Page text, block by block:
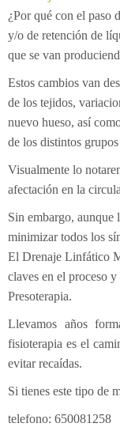
¿Por qué con el paso
y/o de retención de
que se van
Estos cambios van
de los tejidos,
nuevo hueso, así
de los distintos
Visualmente lo
afectación en la
Sin embargo, aunque
minimizar todos los
El Drenaje Linfático
claves en el proceso
Presoterapia.
Llevamos años
fisioterapia es el
evitar recaídas.
Si tienes este tipo de
telefono: 650081258